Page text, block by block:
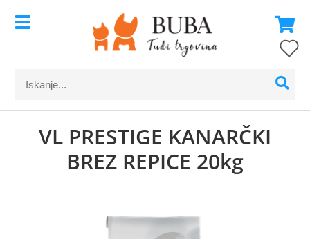
VL PRESTIGE KANARČKI
BREZ REPICE 20kg